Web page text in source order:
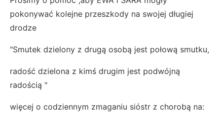
pokonywać kolejne przeszkody na swojej długiej
drodze
"Smutek dzielony z drugą osobą jest połową smutku,
radość dzielona z kimś drugim jest podwójną
radością "
więcej o codziennym zmaganiu sióstr z chorobą na: